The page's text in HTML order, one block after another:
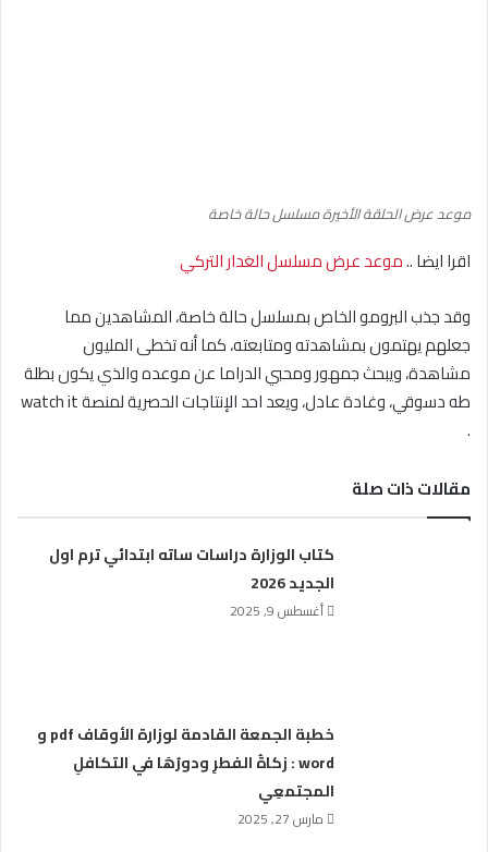
موعد عرض الحلقة الأخيرة مسلسل حالة خاصة
اقرا ايضا ..موعد عرض مسلسل الغدار التركي
وقد جذب البرومو الخاص بمسلسل حالة خاصة، المشاهدين مما
جعلهم يهتمون بمشاهدته ومتابعته، كما أنه تخطى المليون
مشاهدة، ويبحث جمهور ومحبي الدراما عن موعده والذي يكون بطلة
طه دسوقي، وغادة عادل، ويعد احد الإنتاجات الحصرية لمنصة watch it
.
مقالات ذات صلة
كتاب الوزارة دراسات ساته ابتدائي ترم اول
الجديد 2026
أغسطس 9, 2025
خطبة الجمعة القادمة لوزارة الأوقاف pdf و
word : زكاةُ الفطرِ ودورُهَا في التكافلِ
المجتمعِي
مارس 27, 2025